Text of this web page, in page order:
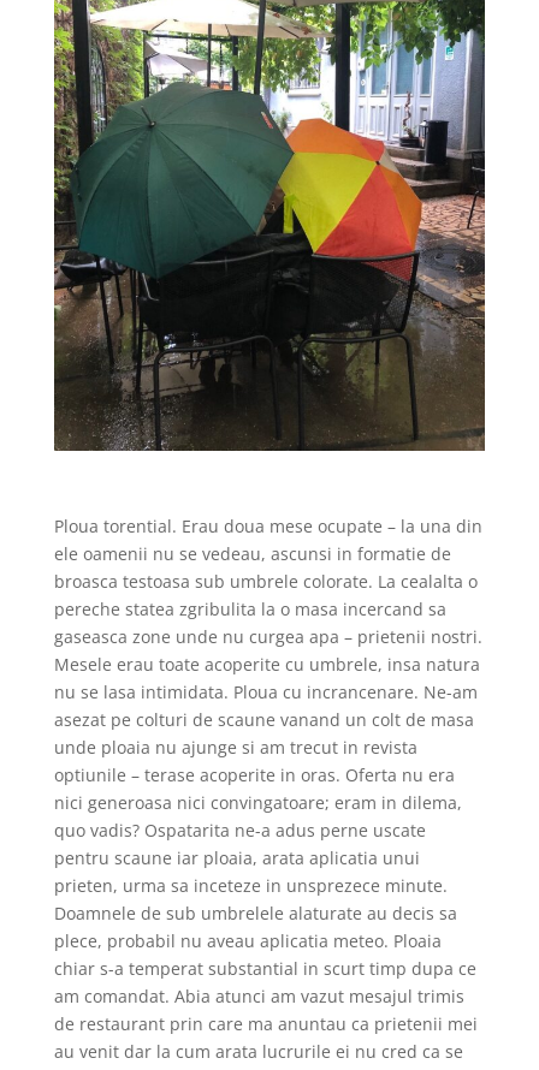
Ploua torential. Erau doua mese ocupate – la una din
ele oamenii nu se vedeau, ascunsi in formatie de
broasca testoasa sub umbrele colorate. La cealalta o
pereche statea zgribulita la o masa incercand sa
gaseasca zone unde nu curgea apa – prietenii nostri.
Mesele erau toate acoperite cu umbrele, insa natura
nu se lasa intimidata. Ploua cu incrancenare. Ne-am
asezat pe colturi de scaune vanand un colt de masa
unde ploaia nu ajunge si am trecut in revista
optiunile – terase acoperite in oras. Oferta nu era
nici generoasa nici convingatoare; eram in dilema,
quo vadis? Ospatarita ne-a adus perne uscate
pentru scaune iar ploaia, arata aplicatia unui
prieten, urma sa inceteze in unsprezece minute.
Doamnele de sub umbrelele alaturate au decis sa
plece, probabil nu aveau aplicatia meteo. Ploaia
chiar s-a temperat substantial in scurt timp dupa ce
am comandat. Abia atunci am vazut mesajul trimis
de restaurant prin care ma anuntau ca prietenii mei
au venit dar la cum arata lucrurile ei nu cred ca se